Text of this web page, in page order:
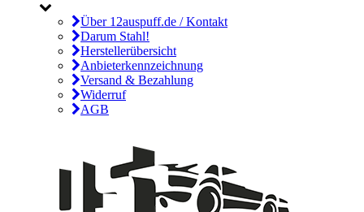
Über 12auspuff.de / Kontakt
Darum Stahl!
Herstellerübersicht
Anbieterkennzeichnung
Versand & Bezahlung
Widerruf
AGB